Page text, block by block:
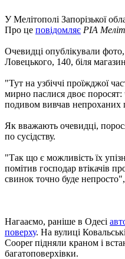
У Мелітополі Запорізької
Про це повідомляє РІА
Очевидці опублікували
Ловецького, 140, біля
"Тут на узбіччі проїжджої
мирно паслися двоє поросят:
подивом вивчав непроханих
Як вважають очевидці,
по сусідству.
"Так що є можливість їх
помітив господар втікачів
свинок точно буде
Нагааємо, раніше в Одесі
поверху. На вулиці
Cooper підняли краном і
багатоповерхівки.